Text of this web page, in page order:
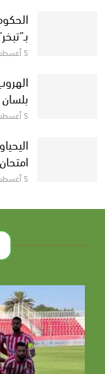
5 أغسطس 2026
5 أغسطس 2026
5 أغسطس 2026